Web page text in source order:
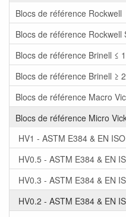
Blocs de référence Rockwell
Blocs de référence Rockwell
Blocs de référence Brinell ≤
Blocs de référence Brinell ≥
Blocs de référence Macro
Blocs de référence Micro
HV1 - ASTM E384 & EN
HV0.5 - ASTM E384 & EN
HV0.3 - ASTM E384 & EN
HV0.2 - ASTM E384 & EN